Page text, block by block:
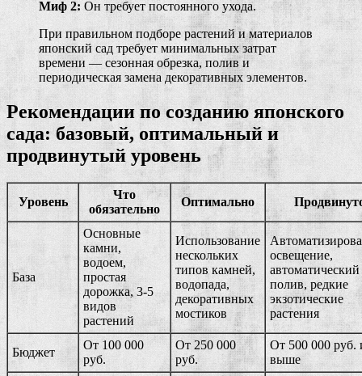
Миф 2: Он требует постоянного ухода.
При правильном подборе растений и материалов
японский сад требует минимальных затрат
времени — сезонная обрезка, полив и
периодическая замена декоративных элементов.
Рекомендации по созданию японского
сада: базовый, оптимальный и
продвинутый уровень
Уровень
Что
обязательно
Оптимально
База
Основные
камни,
водоем,
простая
дорожка, 3-5
видов
растений
Использование
нескольких
типов камней,
водопада,
декоративных
мостиков
освещение,
автоматический
полив, редкие
экзотические
растения
Бюджет
От 100 000
руб.
От 250 000
руб.
От 500 000 руб.
выше